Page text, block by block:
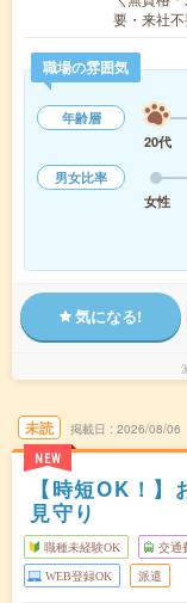
要・来社
職場の雰囲気
年齢層
20代
男女比率
女性
気になる!
未読
NEW
掲載日 2026/08/06
【時短OK！
見守り
職種未経験OK 交通
WEB登録OK 派遣